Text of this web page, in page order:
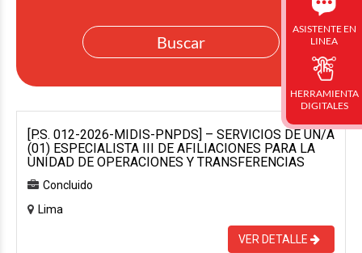
[P.S. 012-2026-MIDIS-PNPDS] – SERVICIOS DE UN/A
(01) ESPECIALISTA III DE AFILIACIONES PARA LA
UNIDAD DE OPERACIONES Y TRANSFERENCIAS
Concluido
Lima
VER DETALLE
ASISTENTE EN
LINEA
HERRAMIENTA
DIGITALES